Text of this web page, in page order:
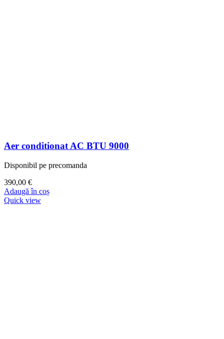
Aer conditionat AC BTU 9000
Disponibil pe precomanda
390,00 €
Adaugă în coș
Quick view